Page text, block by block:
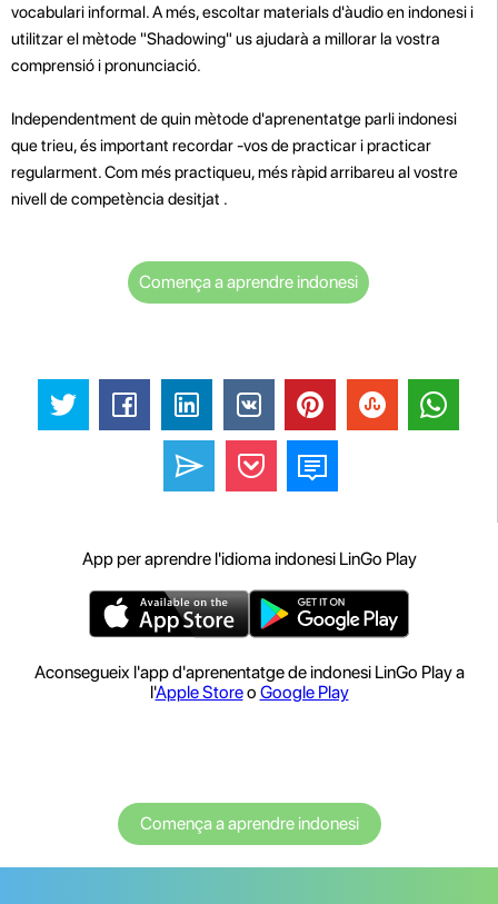
vocabulari informal. A més, escoltar materials d'àudio en indonesi i
utilitzar el mètode "Shadowing" us ajudarà a millorar la vostra
comprensió i pronunciació.
Independentment de quin mètode d'aprenentatge parli indonesi
que trieu, és important recordar -vos de practicar i practicar
regularment. Com més practiqueu, més ràpid arribareu al vostre
nivell de competència desitjat .
Comença a aprendre indonesi
App per aprendre l'idioma indonesi LinGo Play
Aconsegueix l'app d'aprenentatge de indonesi LinGo Play a
l'Apple Storeo Google Play
Comença a aprendre indonesi